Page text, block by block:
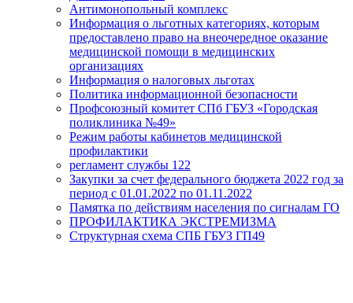
Антимонопольный комплекс
Информация о льготных категориях, которым
предоставлено право на внеочередное оказание
медицинской помощи в медицинских
организациях
Информация о налоговых льготах
Политика информационной безопасности
Профсоюзный комитет СПб ГБУЗ «Городская
поликлиника №49»
Режим работы кабинетов медицинской
профилактики
регламент службы 122
Закупки за счет федерального бюджета 2022 год за
период с 01.01.2022 по 01.11.2022
Памятка по действиям населения по сигналам ГО
ПРОФИЛАКТИКА ЭКСТРЕМИЗМА
Структурная схема СПБ ГБУЗ ГП49